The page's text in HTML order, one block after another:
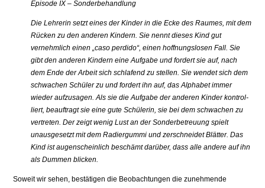
Episode IX – Sonderbehandlung
Die Lehrerin setzt eines der Kinder in die Ecke des Raumes, mit dem
Rücken zu den anderen Kindern. Sie nennt dieses Kind gut
vernehmlich einen „caso perdido“, einen hoffnungslosen Fall. Sie
gibt den anderen Kindern eine Auf­gabe und fordert sie auf, nach
dem Ende der Arbeit sich schlafend zu stellen. Sie wendet sich dem
schwachen Schüler zu und fordert ihn auf, das Alphabet immer
wieder aufzusagen. Als sie die Aufgabe der anderen Kinder kontrol­
liert, beauftragt sie eine gute Schülerin, sie bei dem schwachen zu
vertreten. Der zeigt wenig Lust an der Sonderbetreuung spielt
unausgesetzt mit dem Radiergummi und zerschneidet Blätter. Das
Kind ist augenscheinlich be­schämt darüber, dass alle andere auf ihn
als Dummen blicken.
Soweit wir sehen, bestätigen die Beobachtungen die zunehmende